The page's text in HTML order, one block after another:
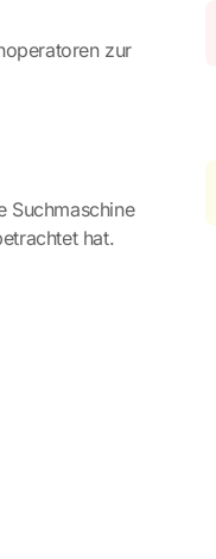
zur
Suchmaschine
hat.